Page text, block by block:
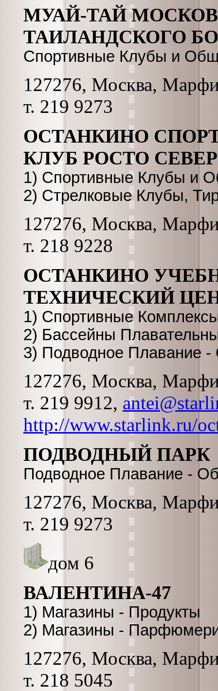
МУАЙ-ТАЙ
ТАИЛАНДСКОГО
Спортивные Клубы и
127276, Москва,
т. 219 9273
ОСТАНКИНО
КЛУБ РОСТО
1) Спортивные Клубы и
2) Стрелковые Клубы,
127276, Москва,
т. 218 9228
ОСТАНКИНО
ТЕХНИЧЕСКИЙ
1) Спортивные
2) Бассейны
3) Подводное Плавание
127276, Москва,
т. 219 9912,
http://www.starlink.ru/
ПОДВОДНЫЙ ПАРК
Подводное Плавание -
127276, Москва,
т. 219 9273
дом 6
ВАЛЕНТИНА-47
1) Магазины - Продукты
2) Магазины -
127276, Москва,
т. 218 5045